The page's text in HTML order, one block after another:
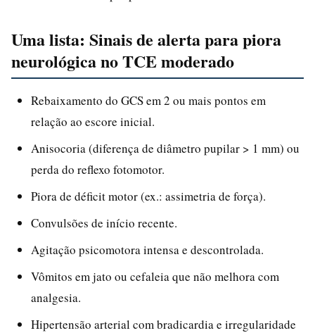
Uma lista: Sinais de alerta para piora
neurológica no TCE moderado
Rebaixamento do GCS em 2 ou mais pontos em
relação ao escore inicial.
Anisocoria (diferença de diâmetro pupilar > 1 mm) ou
perda do reflexo fotomotor.
Piora de déficit motor (ex.: assimetria de força).
Convulsões de início recente.
Agitação psicomotora intensa e descontrolada.
Vômitos em jato ou cefaleia que não melhora com
analgesia.
Hipertensão arterial com bradicardia e irregularidade